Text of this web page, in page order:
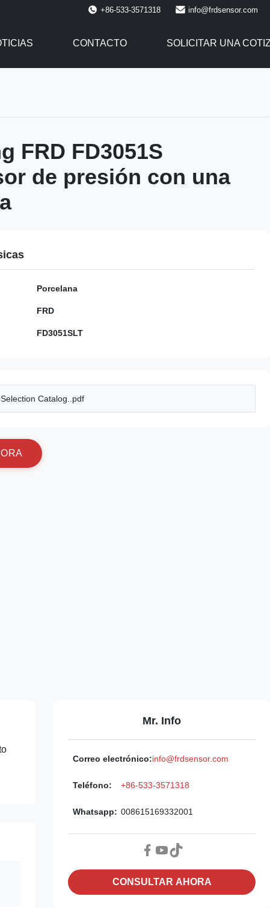
+86-533-3571318 info@frdsensor.com
CONTACTO SOLICITAR UNA
FRD FD3051S
de presión con una
Porcelana
FRD
FD3051SLT
Catalog..pdf
ORA
Mr. Info
Correo electrónico:info@frdsensor.com
Teléfono: +86-533-3571318
Whatsapp: 008615169332001
CONSULTAR AHORA